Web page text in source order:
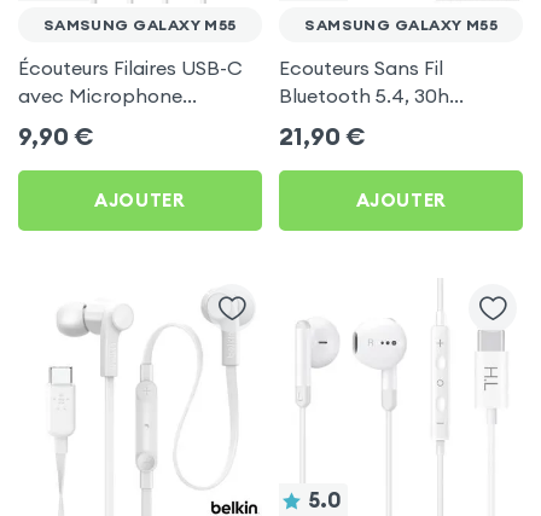
SAMSUNG GALAXY M55
Écouteurs Filaires USB-C
avec Microphone
Mayaxess Blancs pour
Samsung Galaxy M55
9,90 €
AJOUTER
SAMSUNG GALAXY M55
Ecouteurs Sans Fil
Bluetooth 5.4, 30h
d'autonomie, Son Stéréo,
Akashi - Blanc pour
Samsung Galaxy M55
21,90 €
AJOUTER
5.0